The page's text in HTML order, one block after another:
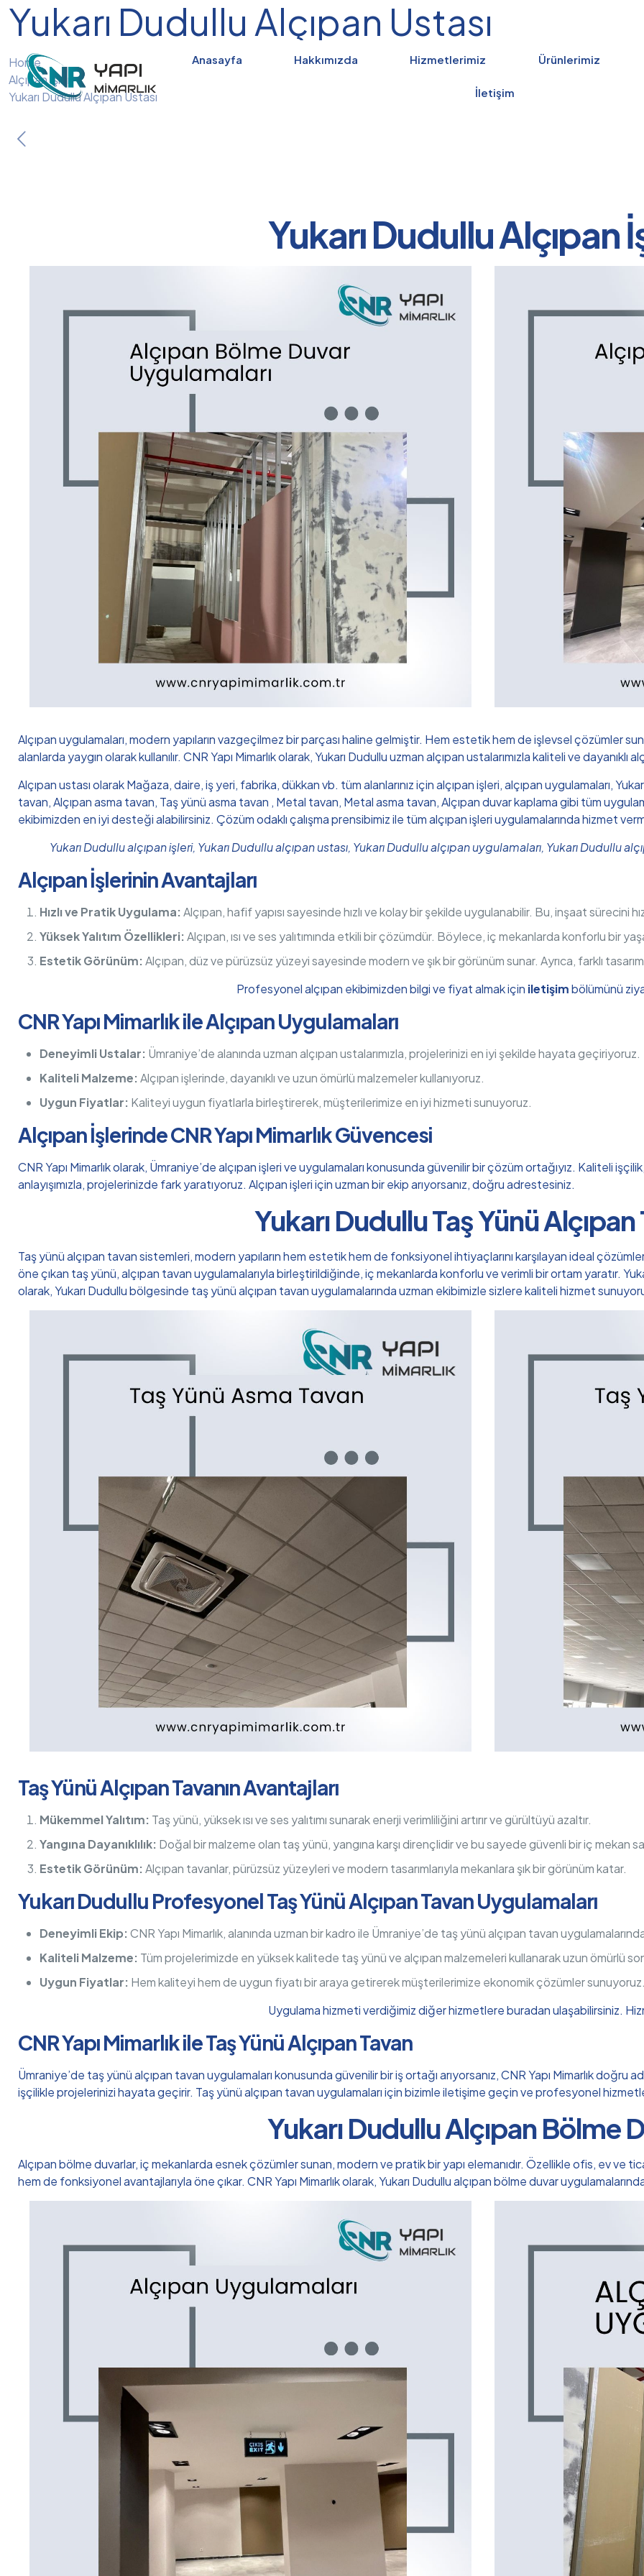
Anasayfa Hakkımızda Hizmetlerimiz Ürünlerimiz
İletişim
Yukarı Dudullu Alçıpan Ustası
Home
Alçıpan İşleri
Yukarı Dudullu Alçıpan Ustası
Yukarı Dudullu Alçıpan
Alçıpan uygulamaları, modern yapıların vazgeçilmez bir parçası haline gelmiştir. Hem estetik hem de işlevsel çözümler
alanlarda yaygın olarak kullanılır. CNR Yapı Mimarlık olarak, Yukarı Dudullu uzman alçıpan ustalarımızla kaliteli ve dayanıklı
Alçıpan ustası olarak Mağaza, daire, iş yeri, fabrika, dükkan vb. tüm alanlarınız için alçıpan işleri, alçıpan uygulamaları,
tavan, Alçıpan asma tavan, Taş yünü asma tavan , Metal tavan, Metal asma tavan, Alçıpan duvar kaplama gibi tüm
ekibimizden en iyi desteği alabilirsiniz. Çözüm odaklı çalışma prensibimiz ile tüm alçıpan işleri uygulamalarında hizmet
Yukarı Dudullu alçıpan işleri, Yukarı Dudullu alçıpan ustası, Yukarı Dudullu alçıpan uygulamaları, Yukarı Dudullu
Alçıpan İşlerinin Avantajları
Hızlı ve Pratik Uygulama:Alçıpan, hafif yapısı sayesinde hızlı ve kolay bir şekilde uygulanabilir. Bu, inşaat sürecini
Yüksek Yalıtım Özellikleri:Alçıpan, ısı ve ses yalıtımında etkili bir çözümdür. Böylece, iç mekanlarda konforlu bir
Estetik Görünüm:Alçıpan, düz ve pürüzsüz yüzeyi sayesinde modern ve şık bir görünüm sunar. Ayrıca, farklı
Profesyonel alçıpan ekibimizden bilgi ve fiyat almak için iletişim bölümünü
CNR Yapı Mimarlık ile Alçıpan Uygulamaları
Deneyimli Ustalar: Ümraniye’de alanında uzman alçıpan ustalarımızla, projelerinizi en iyi şekilde hayata geçiriyoruz.
Kaliteli Malzeme:Alçıpan işlerinde, dayanıklı ve uzun ömürlü malzemeler kullanıyoruz.
Uygun Fiyatlar: Kaliteyi uygun fiyatlarla birleştirerek, müşterilerimize en iyi hizmeti sunuyoruz.
Alçıpan İşlerinde CNR Yapı Mimarlık Güvencesi
CNR Yapı Mimarlık olarak, Ümraniye’de alçıpan işleri ve uygulamaları konusunda güvenilir bir çözüm ortağıyız. Kaliteli
anlayışımızla, projelerinizde fark yaratıyoruz. Alçıpan işleri için uzman bir ekip arıyorsanız, doğru adrestesiniz.
Yukarı Dudullu Taş Yünü Alçıpan
Taş yünü alçıpan tavan sistemleri, modern yapıların hem estetik hem de fonksiyonel ihtiyaçlarını karşılayan ideal
öne çıkan taş yünü, alçıpan tavan uygulamalarıyla birleştirildiğinde, iç mekanlarda konforlu ve verimli bir ortam yaratır.
olarak, Yukarı Dudullu bölgesinde taş yünü alçıpan tavan uygulamalarında uzman ekibimizle sizlere kaliteli hizmet
Taş Yünü Alçıpan Tavanın Avantajları
Mükemmel Yalıtım: Taş yünü, yüksek ısı ve ses yalıtımı sunarak enerji verimliliğini artırır ve gürültüyü azaltır.
Yangına Dayanıklılık: Doğal bir malzeme olan taş yünü, yangına karşı dirençlidir ve bu sayede güvenli bir iç mekan
Estetik Görünüm:Alçıpan tavanlar, pürüzsüz yüzeyleri ve modern tasarımlarıyla mekanlara şık bir görünüm katar.
Yukarı Dudullu Profesyonel Taş Yünü Alçıpan Tavan Uygulamaları
Deneyimli Ekip:CNR Yapı Mimarlık, alanında uzman bir kadro ile Ümraniye’de taş yünü alçıpan tavan
Kaliteli Malzeme: Tüm projelerimizde en yüksek kalitede taş yünü ve alçıpan malzemeleri kullanarak uzun ömürlü
Uygun Fiyatlar: Hem kaliteyi hem de uygun fiyatı bir araya getirerek müşterilerimize ekonomik çözümler
Uygulama hizmeti verdiğimiz diğer hizmetlere buradan ulaşabilirsiniz.
CNR Yapı Mimarlık ile Taş Yünü Alçıpan Tavan
Ümraniye’de taş yünü alçıpan tavan uygulamaları konusunda güvenilir bir iş ortağı arıyorsanız, CNR Yapı Mimarlık doğru
işçilikle projelerinizi hayata geçirir. Taş yünü alçıpan tavan uygulamaları için bizimle iletişime geçin ve profesyonel
Yukarı Dudullu Alçıpan Bölme
Alçıpan bölme duvarlar, iç mekanlarda esnek çözümler sunan, modern ve pratik bir yapı elemanıdır. Özellikle ofis, ev ve
hem de fonksiyonel avantajlarıyla öne çıkar. CNR Yapı Mimarlık olarak, Yukarı Dudullu alçıpan bölme duvar